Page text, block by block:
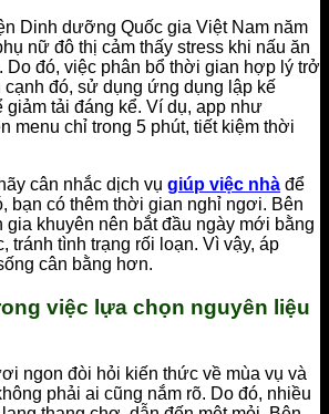
Dinh dưỡng Quốc gia Việt Nam năm
nữ đô thị cảm thấy stress khi nấu ăn
Do đó, việc phân bổ thời gian hợp lý trở
cạnh đó, sử dụng ứng dụng lập kế
giảm tải đáng kể. Ví dụ, app như
menu chỉ trong 5 phút, tiết kiệm thời
cân nhắc dịch vụ giúp việc nhà để
bạn có thêm thời gian nghỉ ngơi. Bên
gia khuyên nên bắt đầu ngày mới bằng
tránh tình trạng rối loạn. Vì vậy, áp
cân bằng hơn.
việc lựa chọn nguyên liệu
ngon đòi hỏi kiến thức về mùa vụ và
phải ai cũng nắm rõ. Do đó, nhiều